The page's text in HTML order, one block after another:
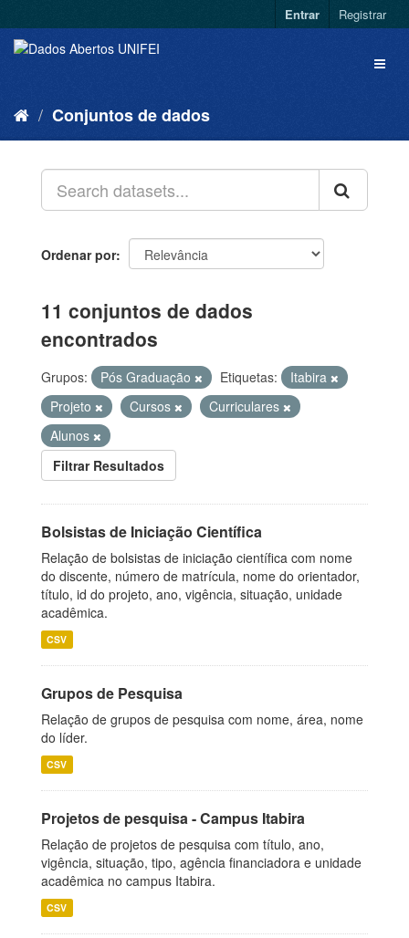
Entrar Registrar
Conjuntos de dados
Ordenar por
11 conjuntos de dados
encontrados
Grupos: Pós Graduação Etiquetas:
Itabira
Projeto
Cursos
Curriculares
Alunos
Filtrar Resultados
Bolsistas de Iniciação Científica
Relação de bolsistas de iniciação científica com nome
do discente, número de matrícula, nome do orientador,
título, id do projeto, ano, vigência, situação, unidade
acadêmica.
CSV
Grupos de Pesquisa
Relação de grupos de pesquisa com nome, área, nome
do líder.
CSV
Projetos de pesquisa - Campus Itabira
Relação de projetos de pesquisa com título, ano,
vigência, situação, tipo, agência financiadora e unidade
acadêmica no campus Itabira.
CSV